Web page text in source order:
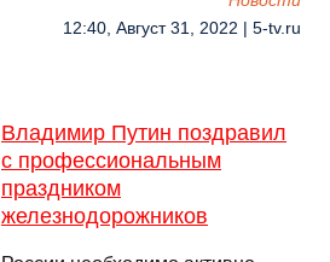
12:40, Август 31, 2022 | 5-tv.ru
Владимир Путин поздравил
с профессиональным
праздником
железнодорожников